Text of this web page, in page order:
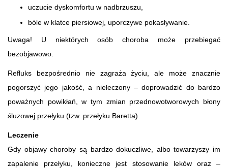
uczucie dyskomfortu w nadbrzuszu,
bóle w klatce piersiowej, uporczywe pokasływanie.
Uwaga! U niektórych osób choroba może przebiegać
bezobjawowo.
Refluks bezpośrednio nie zagraża życiu, ale może znacznie
pogorszyć jego jakość, a nieleczony – doprowadzić do bardzo
poważnych powikłań, w tym zmian przednowotworowych błony
śluzowej przełyku (tzw. przełyku Baretta).
Leczenie
Gdy objawy choroby są bardzo dokuczliwe, albo towarzyszy im
zapalenie przełyku, konieczne jest stosowanie leków oraz –